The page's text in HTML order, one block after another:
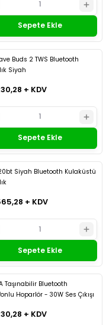
Sepete Ekle
Buds 2 TWS Bluetooth
Siyah
+ KDV
Sepete Ekle
Siyah Bluetooth Kulaküstü
+ KDV
Sepete Ekle
Taşınabilir Bluetooth
Hoparlör - 30W Ses Çıkışı
+ KDV